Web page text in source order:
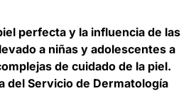
perfecta y la influencia de las
a niñas y adolescentes a
de cuidado de la piel.
del Servicio de Dermatología